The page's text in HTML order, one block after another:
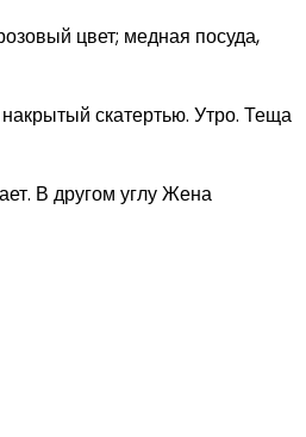
цвет; медная посуда,
скатертью. Утро. Теща
В другом углу Жена